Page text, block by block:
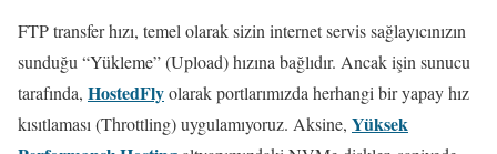
FTP transfer hızı, temel olarak sizin internet servis sağlayıcınızın
sunduğu “Yükleme” (Upload) hızına bağlıdır. Ancak işin sunucu
tarafında, HostedFlyolarak portlarımızda herhangi bir yapay hız
kısıtlaması (Throttling) uygulamıyoruz. Aksine, Yüksek